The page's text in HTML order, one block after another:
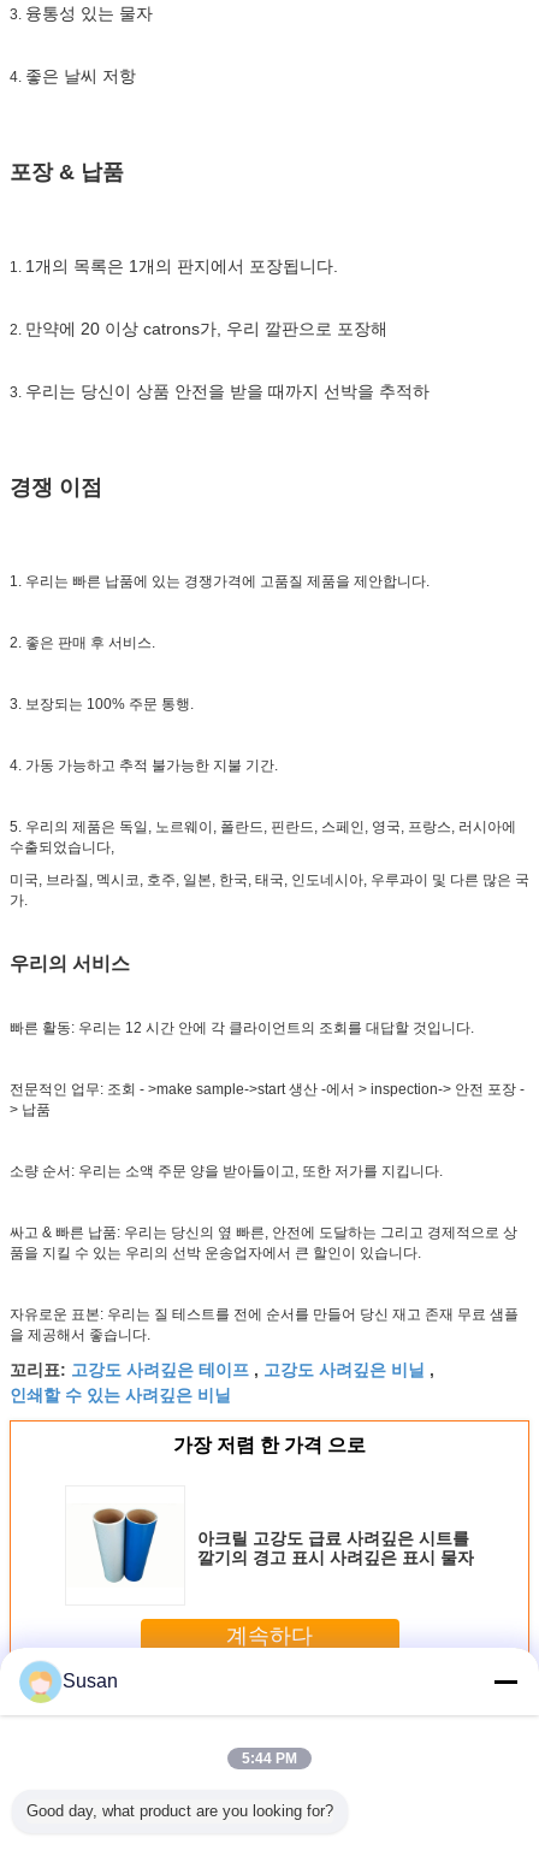
3. 융통성 있는 물자
4. 좋은 날씨 저항
포장 & 납품
1. 1개의 목록은 1개의 판지에서 포장됩니다.
2. 만약에 20 이상 catrons가, 우리 깔판으로 포장해
3. 우리는 당신이 상품 안전을 받을 때까지 선박을 추적하
경쟁 이점
1. 우리는 빠른 납품에 있는 경쟁가격에 고품질 제품을 제안합니다.
2. 좋은 판매 후 서비스.
3. 보장되는 100% 주문 통행.
4. 가동 가능하고 추적 불가능한 지불 기간.
5. 우리의 제품은 독일, 노르웨이, 폴란드, 핀란드, 스페인, 영국, 프랑스, 러시아에
수출되었습니다,
미국, 브라질, 멕시코, 호주, 일본, 한국, 태국, 인도네시아, 우루과이 및 다른 많은 국
가.
우리의 서비스
빠른 활동: 우리는 12 시간 안에 각 클라이언트의 조회를 대답할 것입니다.
전문적인 업무: 조회 - >make sample->start 생산 -에서 > inspection-> 안전 포장 -
> 납품
소량 순서: 우리는 소액 주문 양을 받아들이고, 또한 저가를 지킵니다.
싸고 & 빠른 납품: 우리는 당신의 옆 빠른, 안전에 도달하는 그리고 경제적으로 상
품을 지킬 수 있는 우리의 선박 운송업자에서 큰 할인이 있습니다.
자유로운 표본: 우리는 질 테스트를 전에 순서를 만들어 당신 재고 존재 무료 샘플
을 제공해서 좋습니다.
꼬리표: 고강도 사려깊은 테이프 , 고강도 사려깊은 비닐 ,
인쇄할 수 있는 사려깊은 비닐
가장 저렴 한 가격 으로
아크릴 고강도 급료 사려깊은 시트를
깔기의 경고 표시 사려깊은 표시 물자
계속하다
더 많은 것
Susan
5:44 PM
Good day, what product are you looking for?